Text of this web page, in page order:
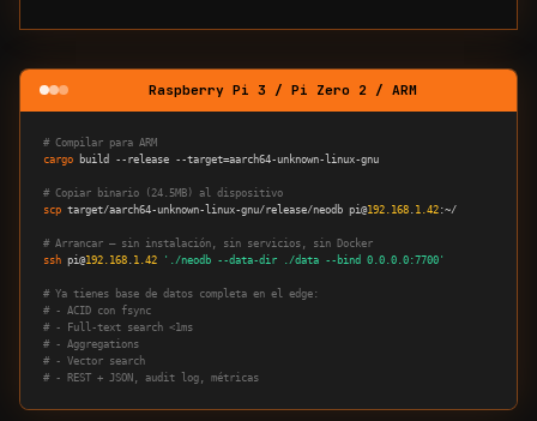
Raspberry Pi 3 / Pi Zero 2 / ARM
# Compilar para ARM
cargo build --release --target=aarch64-unknown-linux-gnu
# Copiar binario (24.5MB) al dispositivo
scp target/aarch64-unknown-linux-gnu/release/neodb pi@192.168 1.42:~/
# Arrancar — sin instalación, sin servicios, sin Docker
ssh pi@192.168 1.42 './neodb --data-dir ./data --bind 0.0.0.0:7700'
# Ya tienes base de datos completa en el edge:
# - ACID con fsync
# - Full-text search <1ms
# - Aggregations
# - Vector search
# - REST + JSON, audit log, métricas